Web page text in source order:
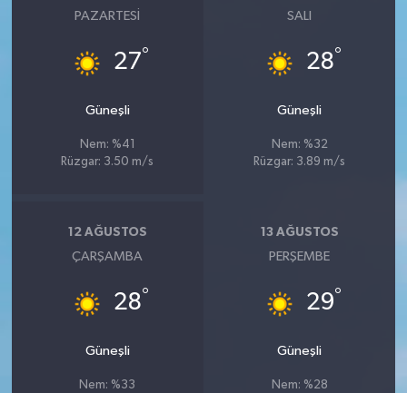
PAZARTESI
27°
Güneşli
Nem: %41
Rüzgar: 3.50 m/s
SALI
28°
Güneşli
Nem: %32
Rüzgar: 3.89 m/s
12 AĞUSTOS
ÇARŞAMBA
28°
Güneşli
Nem: %33
13 AĞUSTOS
PERŞEMBE
29°
Güneşli
Nem: %28